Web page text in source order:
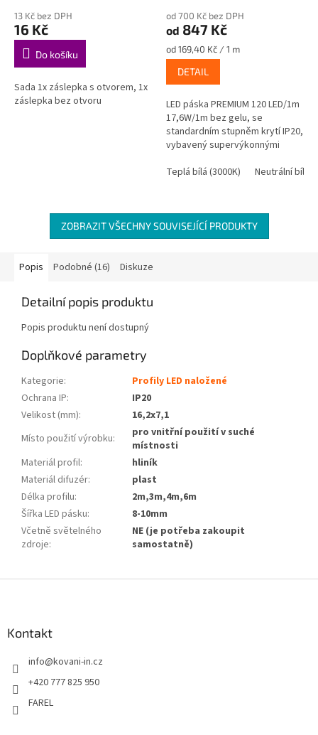
13 Kč bez DPH
16 Kč
Do košíku
Sada 1x záslepka s otvorem, 1x
záslepka bez otvoru
od 700 Kč bez DPH
od 847 Kč
Měrná
cena:
od 169,40 Kč / 1 m
DETAIL
LED páska PREMIUM 120 LED/1m
17,6W/1m bez gelu, se
standardním stupněm krytí IP20,
vybavený supervýkonnými
VYROBENÝ A CERTIFIKOVANÝ V...
Teplá bílá (3000K) Neutrální bílá
ZOBRAZIT VŠECHNY SOUVISEJÍCÍ PRODUKTY
Popis Podobné (16) Diskuze
Detailní popis produktu
Popis produktu není dostupný
Doplňkové parametry
Kategorie:
Profily LED naložené
Ochrana IP:
IP20
Velikost (mm):
16,2x7,1
Místo použití výrobku:
pro vnitřní použití v suché
místnosti
Materiál profil:
hliník
Materiál difuzér:
plast
Délka profilu:
2m,3m,4m,6m
Šířka LED pásku:
8-10mm
Včetně světelného
zdroje:
NE (je potřeba zakoupit
samostatně)
Kontakt
info@kovani-in.cz
+420 777 825 950
FAREL